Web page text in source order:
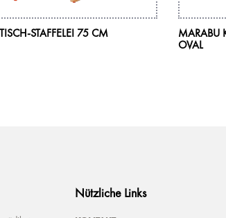
STAFFELEI 75 CM
MARABU
OVAL
Nützliche Links